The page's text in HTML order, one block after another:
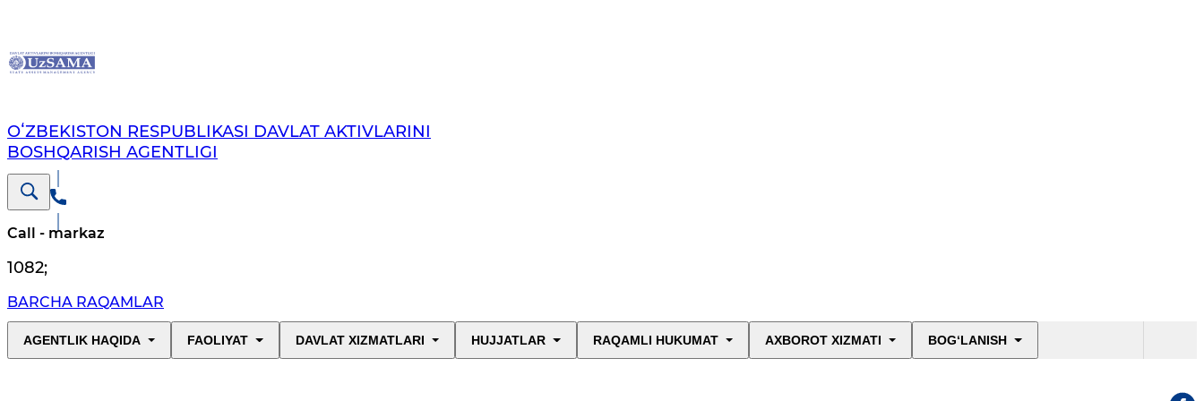
OʻZBEKISTON RESPUBLIKASI DAVLAT AKTIVLARINI
BOSHQARISH AGENTLIGI
Call - markaz
1082;
BARCHA RAQAMLAR
AGENTLIK HAQIDA FAOLIYAT DAVLAT XIZMATLARI HUJJATLAR RAQAMLI HUKUMAT AXBOROT XIZMATI BOG‘LANISH